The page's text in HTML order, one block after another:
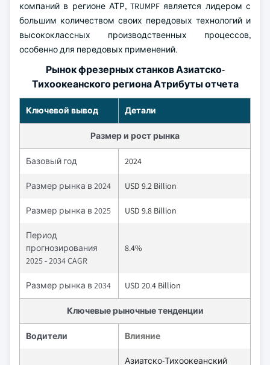
компаний в регионе АТР, TRUMPF является лидером с
большим количеством своих передовых технологий и
высококлассных производственных процессов,
особенно для передовых применений.
Рынок фрезерных станков Азиатско-
Тихоокеанского региона Атрибуты отчета
Ключевой вывод Детали
Размер и рост рынка
Базовый год 2024
Размер рынка в 2024 USD 9.2 Billion
Размер рынка в 2025 USD 9.8 Billion
Период
прогнозирования
2025 - 2034 CAGR
8.4%
Размер рынка в 2034 USD 20.4 Billion
Ключевые рыночные тенденции
Водители Влияние
Азиатско-Тихоокеанский